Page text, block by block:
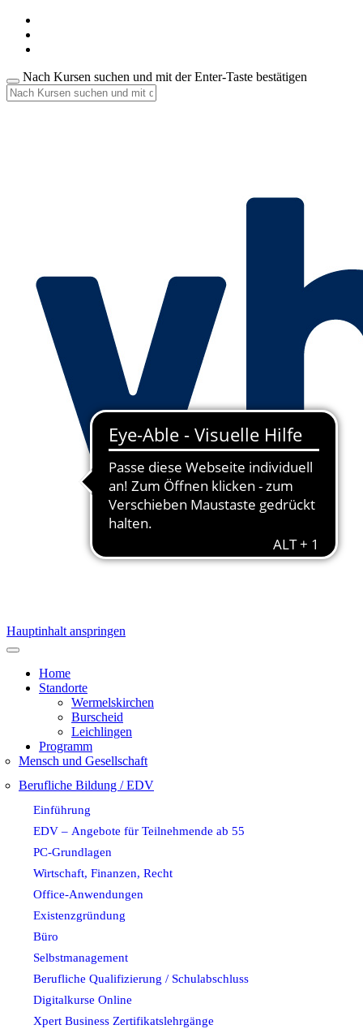
Nach Kursen suchen und mit der Enter-Taste bestätigen
Hauptinhalt anspringen
Home
Standorte
Wermelskirchen
Burscheid
Leichlingen
Programm
Mensch und Gesellschaft
Berufliche Bildung / EDV
Einführung
EDV – Angebote für Teilnehmende ab 55
PC-Grundlagen
Wirtschaft, Finanzen, Recht
Office-Anwendungen
Existenzgründung
Büro
Selbstmanagement
Berufliche Qualifizierung / Schulabschluss
Digitalkurse Online
Xpert Business Zertifikatslehrgänge